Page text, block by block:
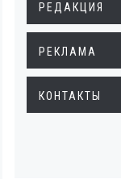
РЕДАКЦИЯ
РЕКЛАМА
КОНТАКТЫ